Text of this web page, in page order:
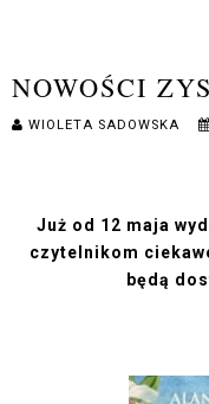
NOWOŚCI
WIOLETA SADOWSKA
Już od 12 maja
czytelnikom
będą